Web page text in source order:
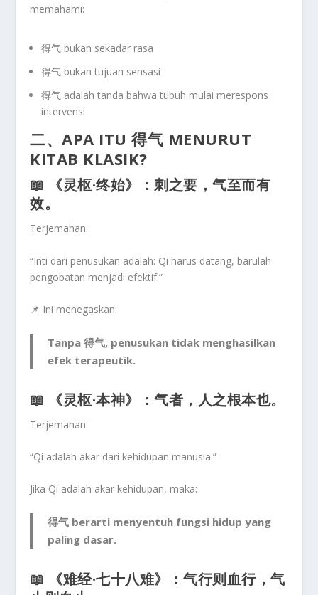
memahami:
得气 bukan sekadar rasa
得气 bukan tujuan sensasi
得气 adalahtanda bahwa tubuh mulai merespons
intervensi
二、APA ITU 得气 MENURUT
KITAB KLASIK?
📖 《灵枢·终始》：刺之要，气至而有
效。
Terjemahan:
“Inti dari penusukan adalah: Qi harus datang, barulah
pengobatan menjadi efektif.”
📌 Ini menegaskan:
Tanpa 得气, penusukan tidak menghasilkan
efek terapeutik.
📖 《灵枢·本神》：气者，人之根本也。
Terjemahan:
“Qi adalah akar dari kehidupan manusia.”
Jika Qi adalah akar kehidupan, maka:
得气 berarti menyentuh fungsi hidup yang
paling dasar.
📖 《难经·七十八难》：气行则血行，气